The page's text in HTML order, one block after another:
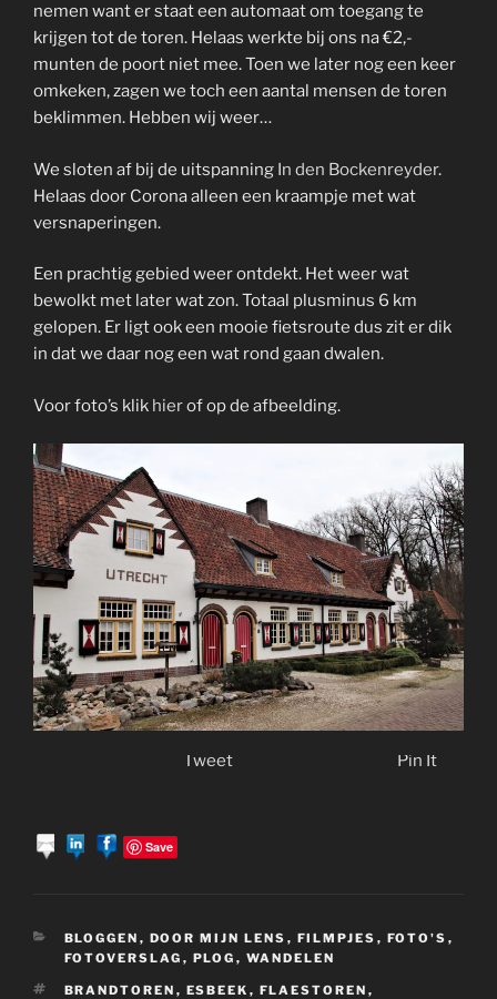
nemen want er staat een automaat om toegang te
krijgen tot de toren. Helaas werkte bij ons na €2,-
munten de poort niet mee. Toen we later nog een keer
omkeken, zagen we toch een aantal mensen de toren
beklimmen. Hebben wij weer…
We sloten af bij de uitspanning In den Bockenreyder.
Helaas door Corona alleen een kraampje met wat
versnaperingen.
Een prachtig gebied weer ontdekt. Het weer wat
bewolkt met later wat zon. Totaal plusminus 6 km
gelopen. Er ligt ook een mooie fietsroute dus zit er dik
in dat we daar nog een wat rond gaan dwalen.
Voor foto’s klik hierof op de afbeelding.
Tweet Pin It
Save
CATEGORIEËN
BLOGGEN , DOOR MIJN LENS , FILMPJES , FOTO'S ,
FOTOVERSLAG , PLOG , WANDELEN
TAGS
BRANDTOREN , ESBEEK , FLAESTOREN ,